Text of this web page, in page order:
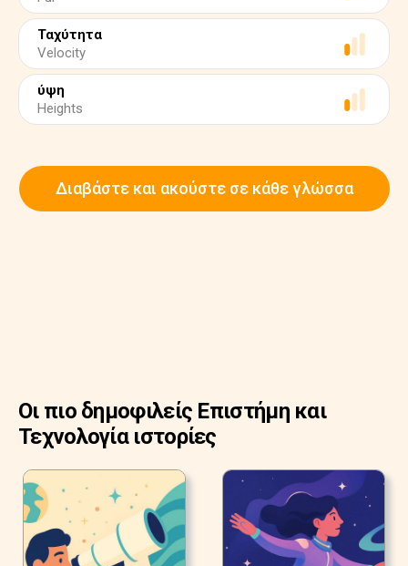
Ταχύτητα
Velocity
ύψη
Heights
Διαβάστε και ακούστε σε κάθε γλώσσα
Οι πιο δημοφιλείς Επιστήμη και
Τεχνολογία ιστορίες